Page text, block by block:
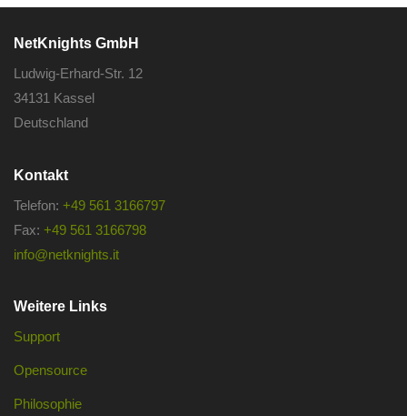
NetKnights GmbH
Ludwig-Erhard-Str. 12
34131 Kassel
Deutschland
Kontakt
Telefon: +49 561 3166797
Fax: +49 561 3166798
info@netknights.it
Weitere Links
Support
Opensource
Philosophie